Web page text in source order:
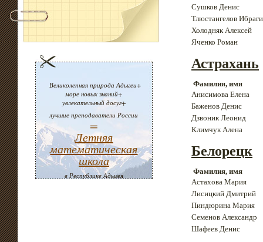
Великолепная природа Адыгеи+
море новых знаний+
увлекательный досуг+
лучшие преподаватели России
=
Летняя
математическая
школа
в Республике Адыгея
Сушков Денис
Тлюстангелов
Холодняк Алексей
Яченко Роман
Астрахань
Фамилия, имя
Анисимова Елена
Баженов Денис
Дзвоник Леонид
Климчук Алена
Белорецк
Фамилия, имя
Астахова Мария
Лисицкий Дмитрий
Пиндюрина Мария
Семенов Александр
Шафеев Денис